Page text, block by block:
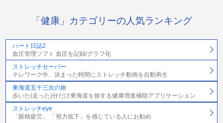
「健康」カテゴリーの人気ランキング
ハート日誌2
血圧管理ソフト 血圧を記録/グラフ化
ストレッチセーバー
テレワーク中、決まった時間にストレッチ動画を自動再生
東海道五十三次の旅
歩いた(走った)分だけ東海道を旅する健康増進補助アプリケーション
ストレッチeye
「眼精疲労」 「視力低下」を感じている人にお勧め